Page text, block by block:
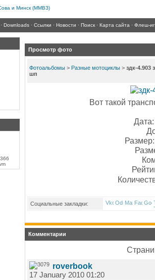
· Downloads · Ссылки · Новости · Поиск · Карта сайта · Флеш-
Просмотр фото
Фотоальбомы > Разные мотоциклы > здк-4.903
шп
Вот такой
Социальные закладки:
Комментарии
roverbook
17 January 2010 01:20